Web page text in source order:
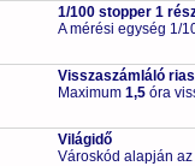
1/100 stopper 1
A mérési egység 1/
Visszaszámláló
Maximum 1,5óra
Világidő
Városkód alapján